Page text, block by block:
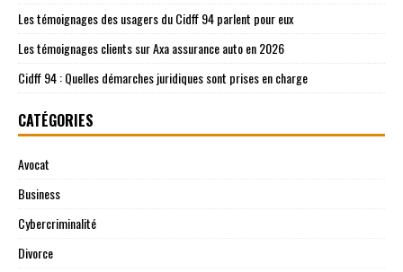
Les témoignages des usagers du Cidff 94 parlent pour eux
Les témoignages clients sur Axa assurance auto en 2026
Cidff 94 : Quelles démarches juridiques sont prises en charge
CATÉGORIES
Avocat
Business
Cybercriminalité
Divorce